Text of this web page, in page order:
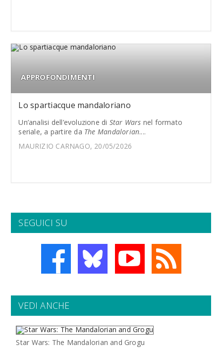
APPROFONDIMENTI
Lo spartiacque mandaloriano
Un’analisi dell’evoluzione di Star Wars nel formato
seriale, a partire da The Mandalorian....
MAURIZIO CARNAGO, 20/05/2026
SEGUICI SU
VEDI ANCHE
Star Wars: The Mandalorian and Grogu